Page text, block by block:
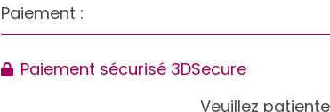
Paiement :
Paiement sécurisé 3DSecure
Veuillez